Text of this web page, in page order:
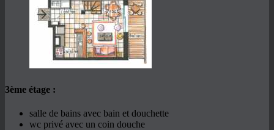
3ème étage :
salle de bains avec bain et douchette
wc privé avec un coin douche